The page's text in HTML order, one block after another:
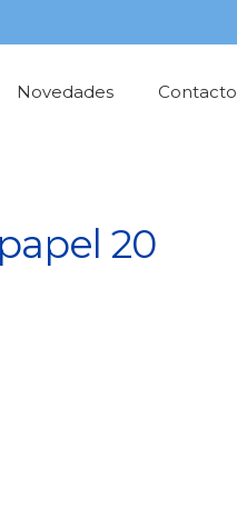
Novedades Contacto
20